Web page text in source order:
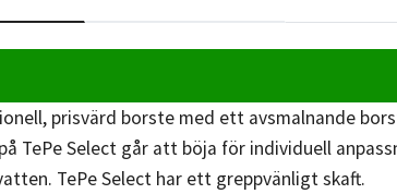
prisvärd borste med ett avsmalnande
TePe Select går att böja för individuell
TePe Select har ett greppvänligt skaft.